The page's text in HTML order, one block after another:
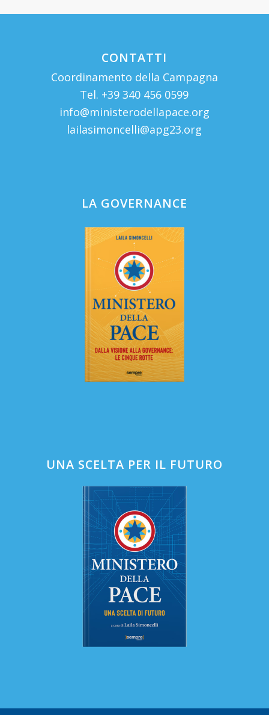
CONTATTI
Coordinamento della Campagna
Tel. +39 340 456 0599
info@ministerodellapace.org
lailasimoncelli@apg23.org
LA GOVERNANCE
UNA SCELTA PER IL FUTURO